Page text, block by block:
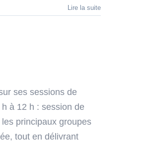
Lire la suite
ses sessions de
à 12 h : session de
principaux groupes
tout en délivrant